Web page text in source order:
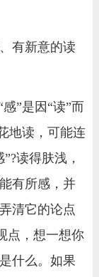
有新意的读
”是因“读”而
地读，可能连
读得肤浅，
有所感，并
清它的论点
点，想一想你
什么。如果